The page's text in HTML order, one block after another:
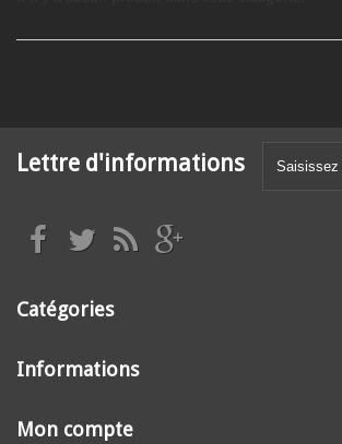
Lettre d'informations
Catégories
Informations
Mon compte